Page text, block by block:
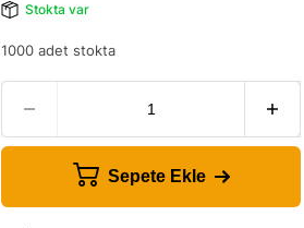
Stokta var
1000 adet stokta
Sepete Ekle